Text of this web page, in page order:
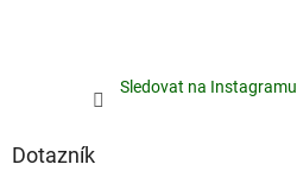
Sledovat na Instagramu
Dotazník